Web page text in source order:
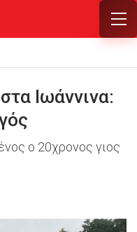
Ιωάννινα:
ο 20χρονος γιος